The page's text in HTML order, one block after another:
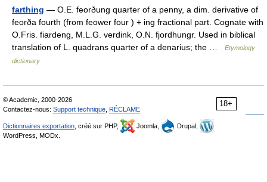
farthing — O.E. feorðung quarter of a penny, a dim. derivative of
feorða fourth (from feower four ) + ing fractional part. Cognate with
O.Fris. fiardeng, M.L.G. verdink, O.N. fjordhungr. Used in biblical
translation of L. quadrans quarter of a denarius; the …
Etymology
dictionary
18+
© Academic, 2000-2026
Contactez-nous: Support technique RÉCLAME
Dictionnaires exportation , créé sur PHP, Joomla,
Drupal,
WordPress, MODx.